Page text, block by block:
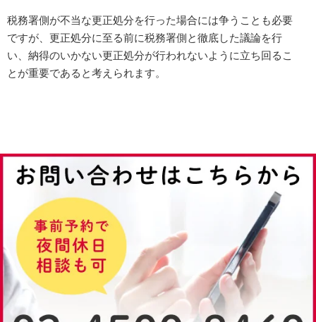
税務署側が不当な更正処分を行った場合には争うことも必要
ですが、更正処分に至る前に税務署側と徹底した議論を行
い、納得のいかない更正処分が行われないように立ち回るこ
とが重要であると考えられます。